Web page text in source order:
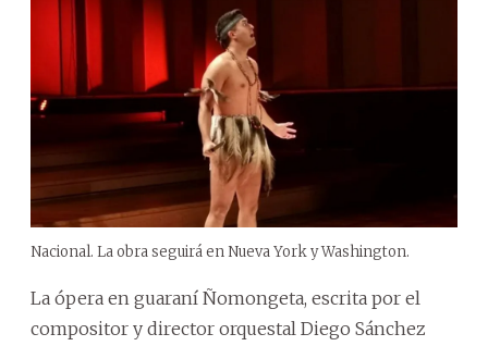
Nacional. La obra seguirá en Nueva York y Washington.
La ópera en guaraní Ñomongeta, escrita por el
compositor y director orquestal Diego Sánchez